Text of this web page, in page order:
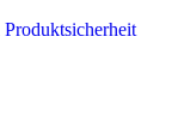
Produktsicherheit